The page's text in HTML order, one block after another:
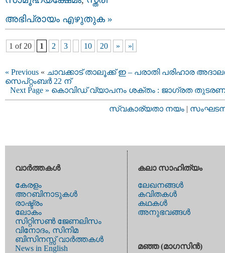
അഭിപ്രായം എഴുതുക »
1 of 20 1 2 3 10 20 » »|
« Previous « ചാവക്കാട് താലൂക്ക് ഇ – പരാതി പരിഹാര
സെപ്റ്റംബർ 22 ന്
Next Page » കൊവിഡ് വ്യാപനം ശക്തം : ജാഗ്രത
സ്വകാര്യതാ നയം |
വാര്‍ത്തകള്‍
കേരളം
അറബിനാടുകള്‍
രാഷ്ട്രം
ലോകം
സിറ്റിസണ്‍ ജേണലിസം
വിനോദം, സിനിമ
ബിസിനസ്സ് വാര്‍ത്തകള്‍
News in English
കലാ സാഹിത്യം
ലേഖനങ്ങള്‍
കവിതകള്‍
കഥകള്‍
അനുഭവങ്ങള്‍
മഞ്ഞ (മാഗസിന്‍)